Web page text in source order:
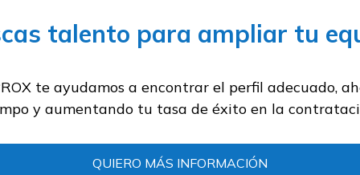
talento para ampliar tu
te ayudamos a encontrar el perfil adecuado,
y aumentando tu tasa de éxito en la
QUIERO MÁS INFORMACIÓN